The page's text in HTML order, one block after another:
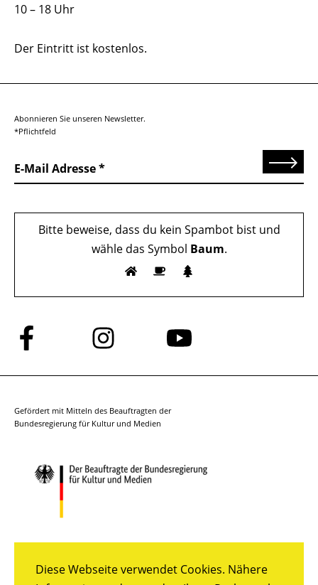
Diese Webseite verwendet Cookies. Nähere
10 – 18 Uhr
Der Eintritt ist kostenlos.
Abonnieren Sie unseren Newsletter.
*Pflichtfeld
E-Mail Adresse Senden
Bitte beweise, dass du kein Spambot bist und
wähle das Symbol Baum.
Folge
uns
auf
Folge
uns
auf
Folge
auf
Gefördert mit Mitteln des Beauftragten der
Bundesregierung für Kultur und Medien